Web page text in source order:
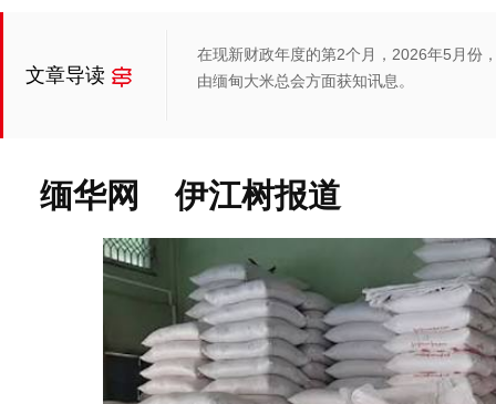
文章导读
在现新财政年度的第2个月，2026年5月份
由缅甸大米总会方面获知讯息。
缅华网 伊江树报道